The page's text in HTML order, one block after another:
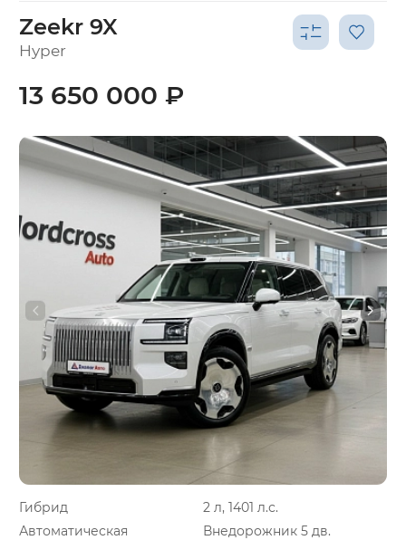
Zeekr 9X
Hyper
Гибрид
2 л, 1401 л.с.
Автоматическая
Внедорожник 5 дв.
13 650 000 ₽